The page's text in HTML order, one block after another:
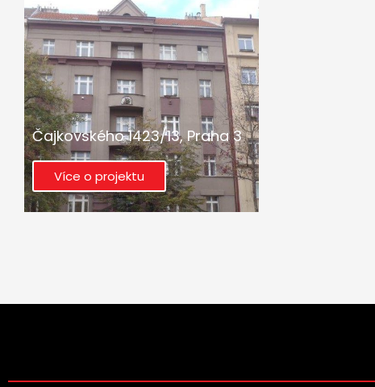
Čajkovského 1423/13, Praha 3
Více o projektu